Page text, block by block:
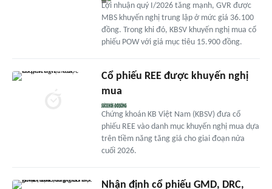
Lợi nhuận quý I/2026 tăng mạnh, GVR được
MBS khuyến nghị trung lập ở mức giá 36.100
đồng. Trong khi đó, KBSV khuyến nghị mua cổ
phiếu POW với giá mục tiêu 15.900 đồng.
Cổ phiếu REE được khuyến nghị
mua
Chứng khoán KB Việt Nam (KBSV) đưa cổ
phiếu REE vào danh mục khuyến nghị mua dựa
trên tiềm năng tăng giá cho giai đoạn nửa
cuối 2026.
Nhận định cổ phiếu GMD, DRC,